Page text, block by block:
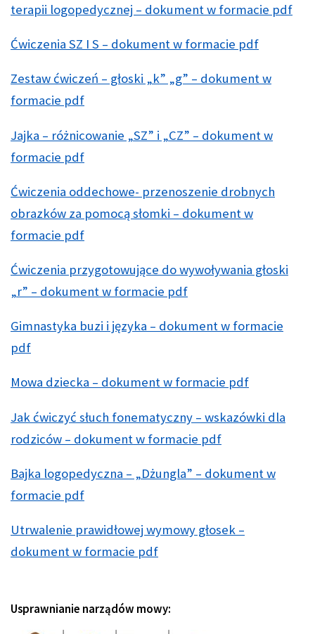
terapii logopedycznej – dokument w formacie pdf
Ćwiczenia SZ I S – dokument w formacie pdf
Zestaw ćwiczeń – głoski „k” „g” – dokument w
formacie pdf
Jajka – różnicowanie „SZ” i „CZ” – dokument w
formacie pdf
Ćwiczenia oddechowe- przenoszenie drobnych
obrazków za pomocą słomki – dokument w
formacie pdf
Ćwiczenia przygotowujące do wywoływania głoski
„r” – dokument w formacie pdf
Gimnastyka buzi i języka – dokument w formacie
pdf
Mowa dziecka – dokument w formacie pdf
Jak ćwiczyć słuch fonematyczny – wskazówki dla
rodziców – dokument w formacie pdf
Bajka logopedyczna – „Dżungla” – dokument w
formacie pdf
Utrwalenie prawidłowej wymowy głosek –
dokument w formacie pdf
Usprawnianie narządów mowy: